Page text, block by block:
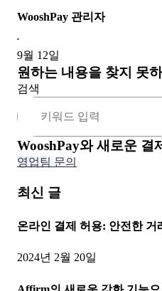
WooshPay 관리자
•
9월 12일
원하는 내용을 찾지 못
검색
WooshPay와 새로운 결
영업팀 문의
최신 글
온라인 결제 허용: 안전한 거
2024년 2월 20일